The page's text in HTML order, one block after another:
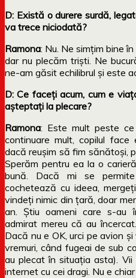
D: Există o durere surdă,
va trece niciodată?
Ramona: Nu. Ne simțim bine
dar nu plecăm triști. Ne
ne-am găsit echilibrul și este
D: Ce faceți acum, cum e
așteptați la plecare?
Ramona: Este mult peste
continuare mult, copilul
dacă reușim să fim sănătoși,
Sperăm pentru ea la o
bună. Dacă mi se
cochetează cu ideea,
vindeți nimic din țară, doar
an. Știu oameni care s-au
admirat mereu că au
Dacă nu e OK, urci pe avion
vremuri, când fugeai de sub
au plecat în situația asta).
internet cu cei dragi. Nu e